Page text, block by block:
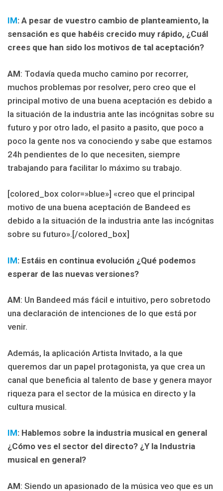
IM: A pesar de vuestro cambio de planteamiento, la
sensación es que habéis crecido muy rápido, ¿Cuál
crees que han sido los motivos de tal aceptación?
AM: Todavía queda mucho camino por recorrer,
muchos problemas por resolver, pero creo que el
principal motivo de una buena aceptación es debido a
la situación de la industria ante las incógnitas sobre su
futuro y por otro lado, el pasito a pasito, que poco a
poco la gente nos va conociendo y sabe que estamos
24h pendientes de lo que necesiten, siempre
trabajando para facilitar lo máximo su trabajo.
[colored_box color=»blue»] «creo que el principal
motivo de una buena aceptación de Bandeed es
debido a la situación de la industria ante las incógnitas
sobre su futuro».[/colored_box]
IM: Estáis en continua evolución ¿Qué podemos
esperar de las nuevas versiones?
AM: Un Bandeed más fácil e intuitivo, pero sobretodo
una declaración de intenciones de lo que está por
venir.
Además, la aplicación Artista Invitado, a la que
queremos dar un papel protagonista, ya que crea un
canal que beneficia al talento de base y genera mayor
riqueza para el sector de la música en directo y la
cultura musical.
IM: Hablemos sobre la industria musical en general
¿Cómo ves el sector del directo? ¿Y la Industria
musical en general?
AM: Siendo un apasionado de la música veo que es un